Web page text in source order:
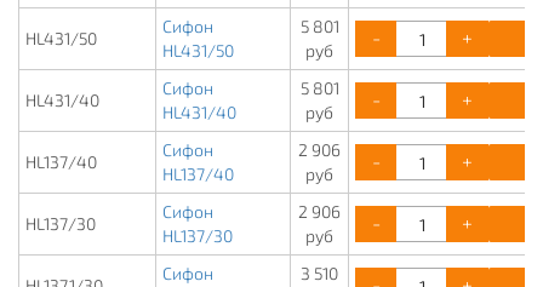
HL431/50
Сифон
HL431/50
5 801
руб
- +
HL431/40
Сифон
HL431/40
5 801
руб
- +
HL137/40
Сифон
HL137/40
2 906
руб
- +
HL137/30
Сифон
HL137/30
2 906
руб
- +
Сифон
3 510